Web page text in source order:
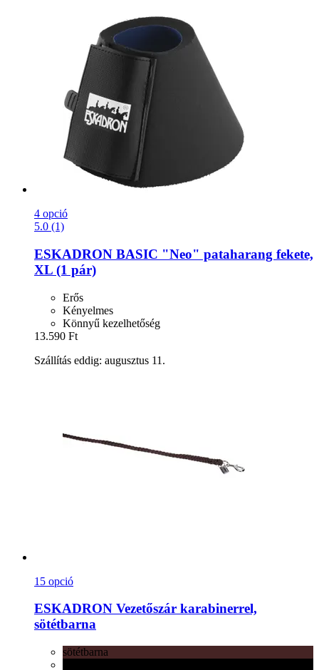
4 opció
5.0 (1)
ESKADRON BASIC "Neo" pataharang fekete,
XL (1 pár)
Erős
Kényelmes
Könnyű kezelhetőség
13.590 Ft
Szállítás eddig: augusztus 11.
15 opció
ESKADRON Vezetőszár karabinerrel,
sötétbarna
sötétbarna